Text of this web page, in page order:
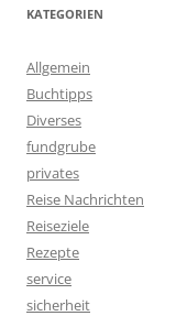
KATEGORIEN
Allgemein
Buchtipps
Diverses
fundgrube
privates
Reise Nachrichten
Reiseziele
Rezepte
service
sicherheit